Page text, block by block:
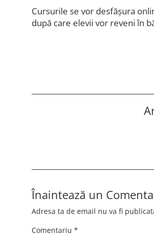
Cursurile se vor desfășura
după care elevii vor reveni în
Înaintează un
Adresa ta de email nu va fi
Comentariu *